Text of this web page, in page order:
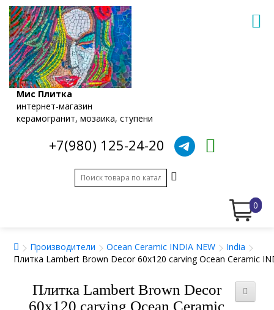
Мис Плитка
интернет-магазин
керамогранит, мозаика, ступени
+7(980) 125-24-20
0
Производители Ocean Ceramic INDIA NEW
India
Плитка Lambert Brown Decor 60х120 carving Ocean Ceramic
Плитка Lambert Brown Decor
60х120 carving Ocean Ceramic